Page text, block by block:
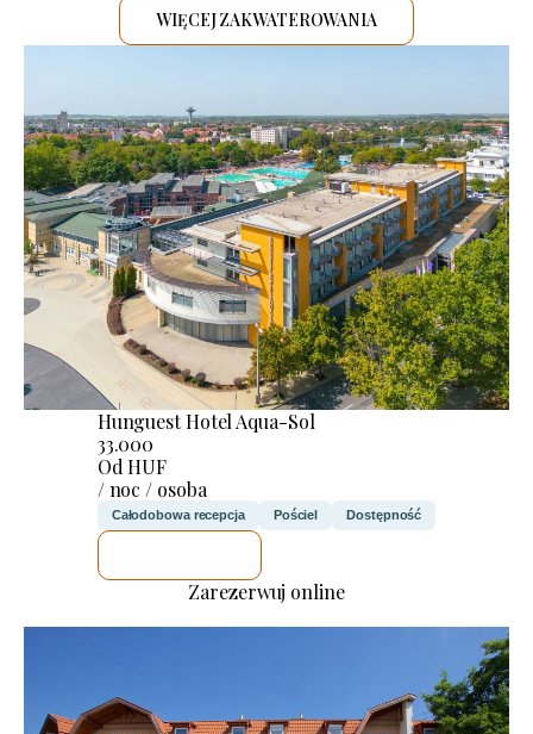
WIĘCEJ ZAKWATEROWANIA
Hunguest Hotel Aqua-Sol
33.000
Od HUF
/ noc / osoba
Całodobowa recepcja Pościel Dostępność
Zarezerwuj online